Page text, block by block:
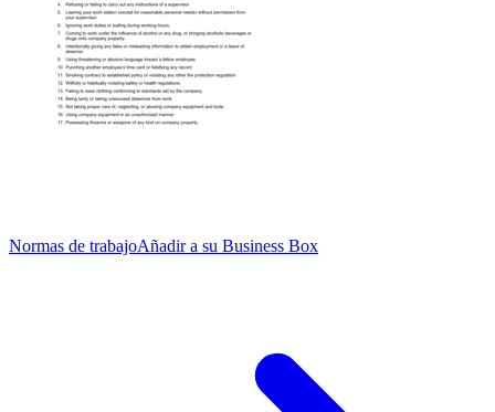
Normas de trabajoAñadir a su Business Box